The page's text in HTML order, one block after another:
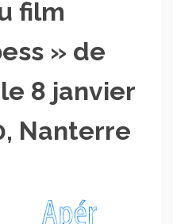
film
» de
8 janvier
Nanterre